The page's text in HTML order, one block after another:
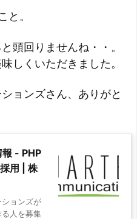
と。
頭回りませんね・・。
しくいただきました。
ョンズさん、ありがと
- PHP
用 | 株
ョンズが
人を募集